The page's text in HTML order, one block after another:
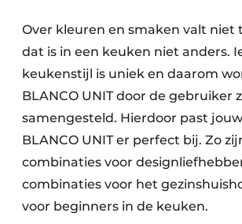
Over kleuren en smaken valt niet
dat is in een keuken niet anders.
keukenstijl is uniek en daarom
BLANCO UNIT door de gebruiker
samengesteld. Hierdoor past
BLANCO UNIT er perfect bij. Zo
combinaties voor
combinaties voor het
voor beginners in de keuken.